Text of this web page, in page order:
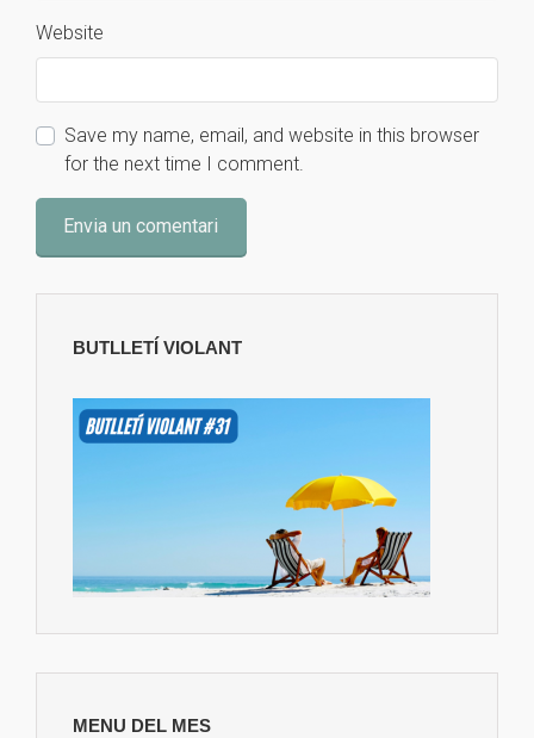
Website
Save my name, email, and website in this browser
for the next time I comment.
BUTLLETÍ VIOLANT
MENU DEL MES